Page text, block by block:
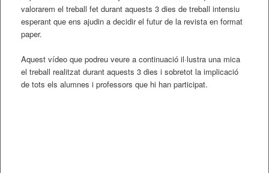
valorarem el treball fet durant aquests 3 dies de treball intensiu
esperant que ens ajudin a decidir el futur de la revista en format
paper.
Aquest vídeo que podreu veure a continuació il·lustra una mica
el treball realitzat durant aquests 3 dies i sobretot la implicació
de tots els alumnes i professors que hi han participat.